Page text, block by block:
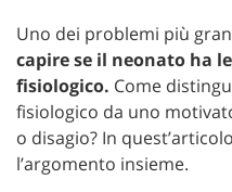
Uno dei problemi più
capire se il neonato ha
fisiologico. Come
fisiologico da uno
o disagio? In
l’argomento insieme.